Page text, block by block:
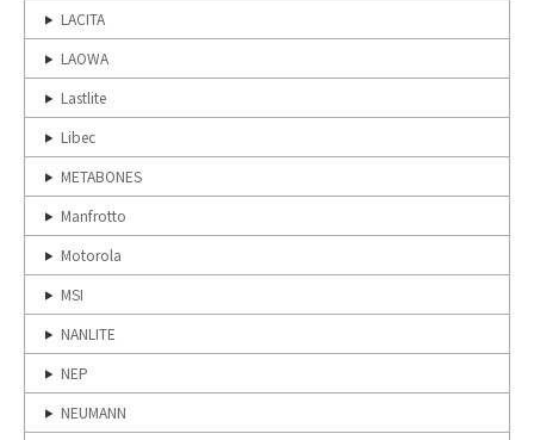
LACITA
LAOWA
Lastlite
Libec
METABONES
Manfrotto
Motorola
MSI
NANLITE
NEP
NEUMANN